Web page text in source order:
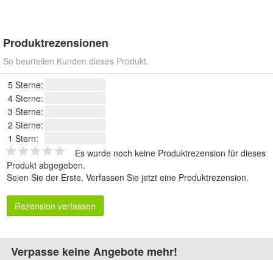
Produktrezensionen
So beurteilen Kunden dieses Produkt.
5 Sterne:
4 Sterne:
3 Sterne:
2 Sterne:
1 Stern:
Es wurde noch keine Produktrezension für dieses
Produkt abgegeben.
Seien Sie der Erste. Verfassen Sie jetzt eine Produktrezension.
Rezension verfassen
Verpasse keine Angebote mehr!